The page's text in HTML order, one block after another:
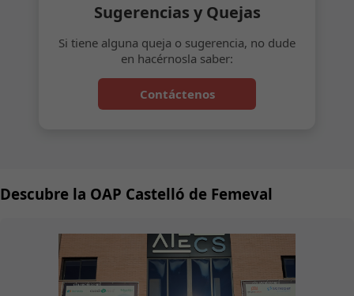
Sugerencias y Quejas
Si tiene alguna queja o sugerencia, no dude
en hacérnosla saber:
Contáctenos
Descubre la OAP Castelló de Femeval